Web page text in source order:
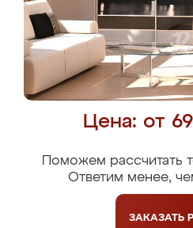
Цена: от
Поможем рассчитать
Ответим менее,
ЗАКАЗАТЬ